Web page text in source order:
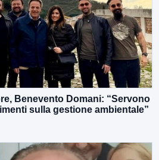
Benevento Domani: “Servono
sulla gestione ambientale”